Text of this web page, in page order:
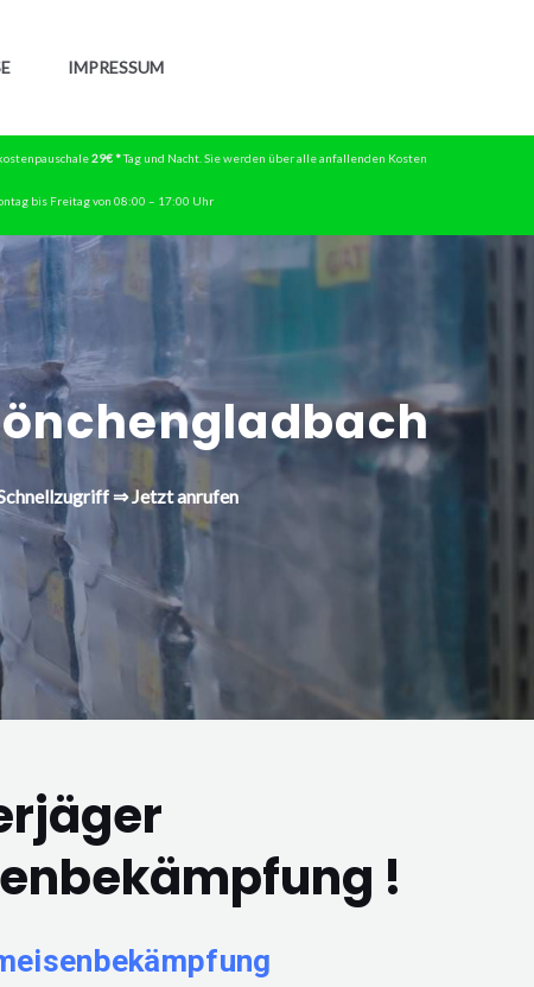
IMPRESSUM
29€ *Tag und Nacht. Sie werden über alle anfallenden Kosten
bis Freitag von 08:00 – 17:00 Uhr
⇒ Jetzt anrufen
!